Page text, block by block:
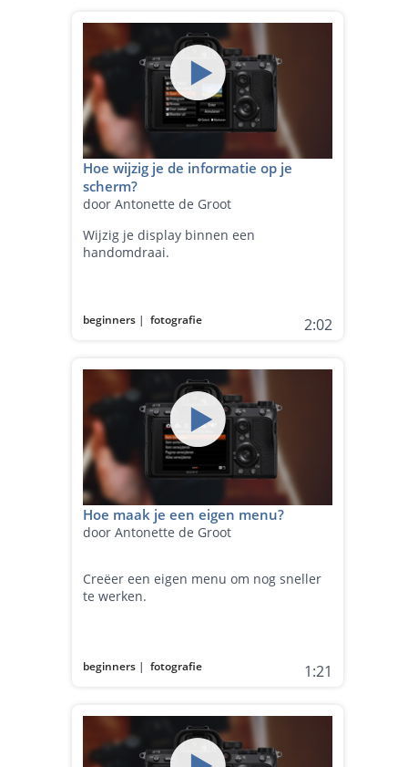
Hoe wijzig je de informatie op je
scherm?
door Antonette de Groot
Wijzig je display binnen een
handomdraai.
beginners |fotografie 2:02
Hoe maak je een eigen menu?
door Antonette de Groot
Creëer een eigen menu om nog sneller
te werken.
beginners |fotografie 1:21